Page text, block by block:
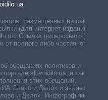
размещённых на сайте,
(для интернет-изданий —
Ссылка (гиперссылка)
полного либо частичного
обещаниях политиков и
slovoidilo.ua, а также
этих обещаний,
Слово и Дело» и является
и Дело». Инфографики,